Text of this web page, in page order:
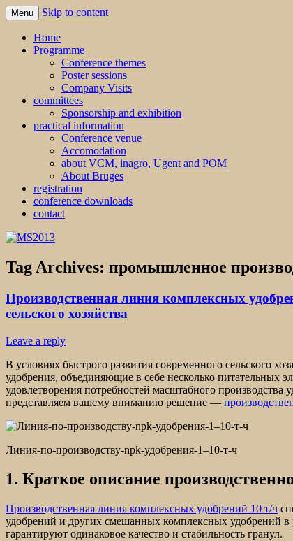
MS2013
Menu Skip to content
Home
Programme
Conference themes
Poster sessions
Company Visits
committees
Sponsorship and exhibition
practical information
Conference venue
Accomodation
about VCM, inagro, Ugent and POM
About Bruges
registration
conference downloads
contact
Tag Archives: промышленное
Производственная линия комплексных
сельского хозяйства
Leave a reply
В условиях быстрого развития современного сельского
удобрения, объединяющие в себе несколько питательных
удовлетворения потребностей масштабного
представляем вашему вниманию решение —
Линия-по-производству-npk-удобрения-1–10-т-ч
1. Краткое описание
Производственная линия комплексных удобрений 10 т/ч
удобрений и других смешанных комплексных удобрений
гарантируют одинаковое качество и стабильность гранул.